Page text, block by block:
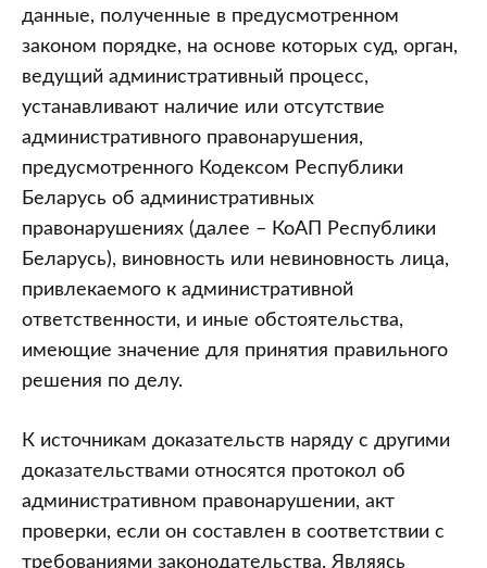
данные, полученные в предусмотренном
законом порядке, на основе которых суд, орган,
ведущий административный процесс,
устанавливают наличие или отсутствие
административного правонарушения,
предусмотренного Кодексом Республики
Беларусь об административных
правонарушениях (далее – КоАП Республики
Беларусь), виновность или невиновность лица,
привлекаемого к административной
ответственности, и иные обстоятельства,
имеющие значение для принятия правильного
решения по делу.
К источникам доказательств наряду с другими
доказательствами относятся протокол об
административном правонарушении, акт
проверки, если он составлен в соответствии с
требованиями законодательства. Являясь